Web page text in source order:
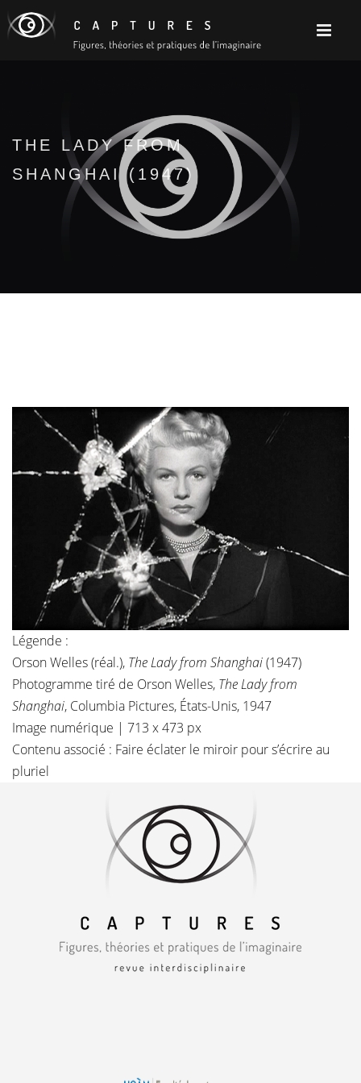
THE LADY FROM
SHANGHAI (1947)
Légende :
Orson Welles (réal.), The Lady from Shanghai(1947)
Photogramme tiré de Orson Welles, The Lady from
Shanghai, Columbia Pictures, États-Unis, 1947
Image numérique | 713 x 473 px
Contenu associé : Faire éclater le miroir pour s’écrire au
pluriel